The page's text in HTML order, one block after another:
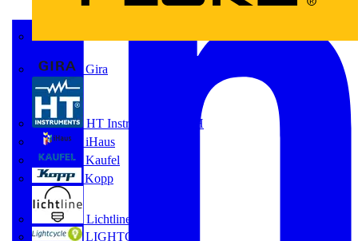
Gira
HT Instruments GmbH
iHaus
Kaufel
Kopp
Lichtline
LIGHTCYCLE